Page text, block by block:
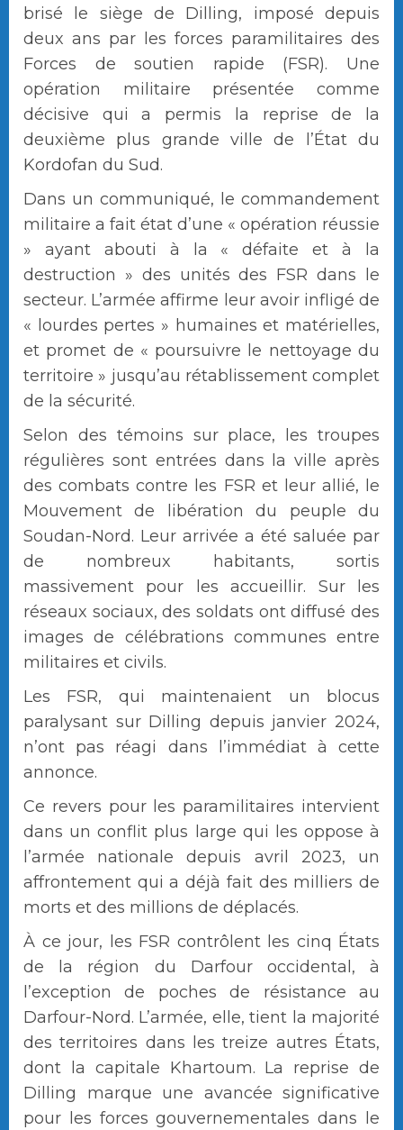
brisé le siège de Dilling, imposé depuis
deux ans par les forces paramilitaires des
Forces de soutien rapide (FSR). Une
opération militaire présentée comme
décisive qui a permis la reprise de la
deuxième plus grande ville de l’État du
Kordofan du Sud.
Dans un communiqué, le commandement
militaire a fait état d’une « opération réussie
» ayant abouti à la « défaite et à la
destruction » des unités des FSR dans le
secteur. L’armée affirme leur avoir infligé de
« lourdes pertes » humaines et matérielles,
et promet de « poursuivre le nettoyage du
territoire » jusqu’au rétablissement complet
de la sécurité.
Selon des témoins sur place, les troupes
régulières sont entrées dans la ville après
des combats contre les FSR et leur allié, le
Mouvement de libération du peuple du
Soudan-Nord. Leur arrivée a été saluée par
de nombreux habitants, sortis
massivement pour les accueillir. Sur les
réseaux sociaux, des soldats ont diffusé des
images de célébrations communes entre
militaires et civils.
Les FSR, qui maintenaient un blocus
paralysant sur Dilling depuis janvier 2024,
n’ont pas réagi dans l’immédiat à cette
annonce.
Ce revers pour les paramilitaires intervient
dans un conflit plus large qui les oppose à
l’armée nationale depuis avril 2023, un
affrontement qui a déjà fait des milliers de
morts et des millions de déplacés.
À ce jour, les FSR contrôlent les cinq États
de la région du Darfour occidental, à
l’exception de poches de résistance au
Darfour-Nord. L’armée, elle, tient la majorité
des territoires dans les treize autres États,
dont la capitale Khartoum. La reprise de
Dilling marque une avancée significative
pour les forces gouvernementales dans le